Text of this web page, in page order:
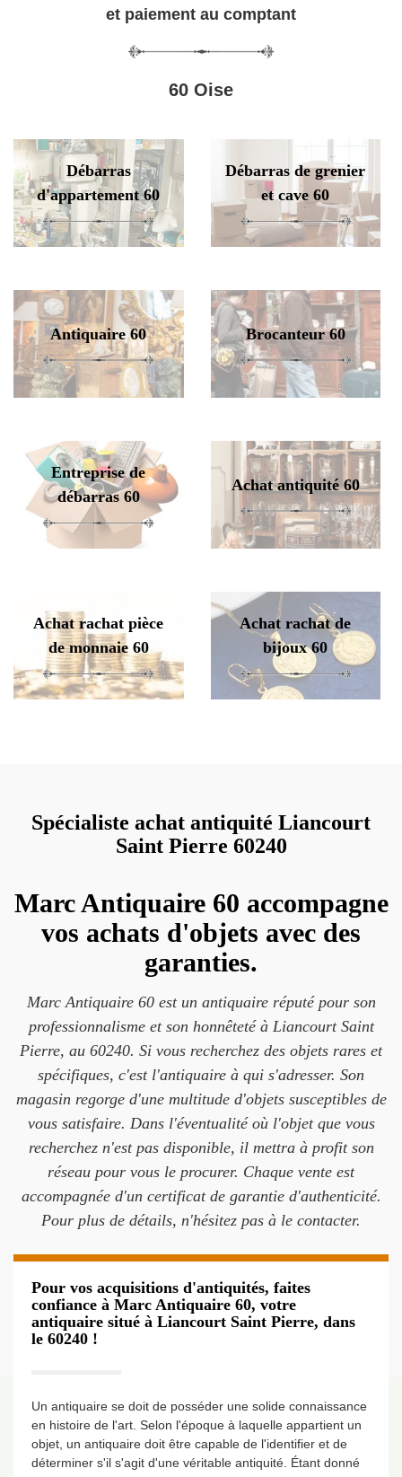
et paiement au comptant
60 Oise
Débarras
d'appartement 60
Débarras de grenier
et cave 60
Antiquaire 60 Brocanteur 60
Entreprise de
débarras 60
Achat antiquité 60
Achat rachat pièce
de monnaie 60
Achat rachat de
bijoux 60
Spécialiste achat antiquité Liancourt
Saint Pierre 60240
Marc Antiquaire 60 accompagne
vos achats d'objets avec des
garanties.
Marc Antiquaire 60 est un antiquaire réputé pour son
professionnalisme et son honnêteté à Liancourt Saint
Pierre, au 60240. Si vous recherchez des objets rares et
spécifiques, c'est l'antiquaire à qui s'adresser. Son
magasin regorge d'une multitude d'objets susceptibles de
vous satisfaire. Dans l'éventualité où l'objet que vous
recherchez n'est pas disponible, il mettra à profit son
réseau pour vous le procurer. Chaque vente est
accompagnée d'un certificat de garantie d'authenticité.
Pour plus de détails, n'hésitez pas à le contacter.
Pour vos acquisitions d'antiquités, faites
confiance à Marc Antiquaire 60, votre
antiquaire situé à Liancourt Saint Pierre, dans
le 60240 !
Un antiquaire se doit de posséder une solide connaissance
en histoire de l'art. Selon l'époque à laquelle appartient un
objet, un antiquaire doit être capable de l'identifier et de
déterminer s'il s'agit d'une véritable antiquité. Étant donné